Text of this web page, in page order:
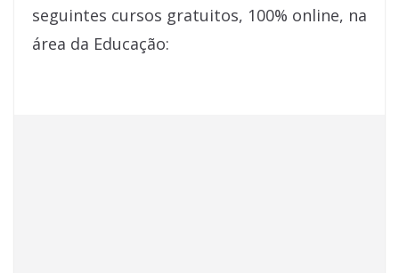
p
p
d
I
e
a
a
r
seguintes cursos gratuitos, 100% online, na
área da Educação: